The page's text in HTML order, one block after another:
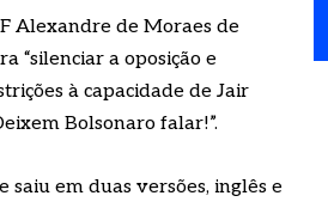
Alexandre de Moraes de
“silenciar a oposição e
à capacidade de Jair
Bolsonaro falar!”.
em duas versões, inglês e